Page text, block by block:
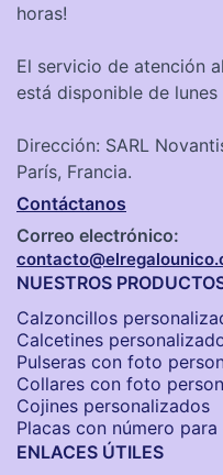
horas!
El servicio de atención
está disponible de lunes
Dirección: SARL
París, Francia.
Contáctanos
Correo electrónico:
NUESTROS
Calzoncillos
Calcetines
Pulseras con foto
Collares con foto
Cojines personalizados
Placas con número para
ENLACES ÚTILES